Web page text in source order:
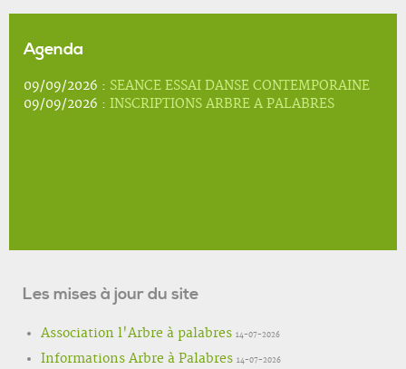
Agenda
09/09/2026 : SEANCE ESSAI DANSE CONTEMPORAINE
09/09/2026 : INSCRIPTIONS ARBRE A PALABRES
Les mises à jour du site
Association l'Arbre à palabres 14-07-2026
Informations Arbre à Palabres 14-07-2026